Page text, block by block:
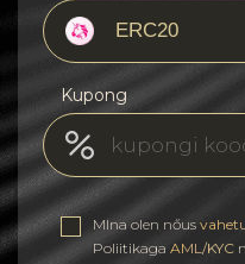
Kupong
MIna olen nőus
Poliitikaga AML/KYC